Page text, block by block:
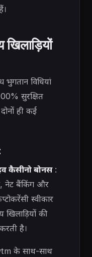
खिलाड़ियों
भुगतान विधियां
सुरक्षित
ही कई
कैसीनो बोनस:
नेट बैंकिंग और
स्वीकार
खिलाड़ियों की
है।
के साथ-साथ